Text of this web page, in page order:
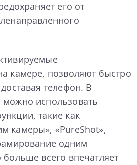
его от
камере, позволяют быстро
телефон. В
использовать
такие как
камеры», «PureShot»,
одним
всего впечатляет